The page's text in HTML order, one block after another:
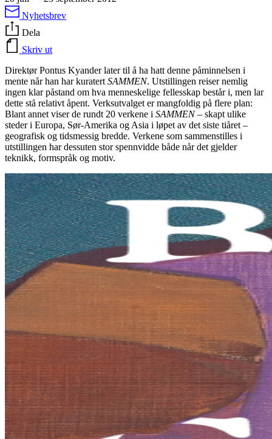
Nyhetsbrev
Dela
Skriv ut
Direktør Pontus Kyander later til å ha hatt denne påminnelsen i
mente når han har kuratert SAMMEN. Utstillingen reiser nemlig
ingen klar påstand om hva menneskelige fellesskap består i, men lar
dette stå relativt åpent. Verksutvalget er mangfoldig på flere plan:
Blant annet viser de rundt 20 verkene i SAMMEN– skapt ulike
steder i Europa, Sør-Amerika og Asia i løpet av det siste tiåret –
geografisk og tidsmessig bredde. Verkene som sammenstilles i
utstillingen har dessuten stor spennvidde både når det gjelder
teknikk, formspråk og motiv.